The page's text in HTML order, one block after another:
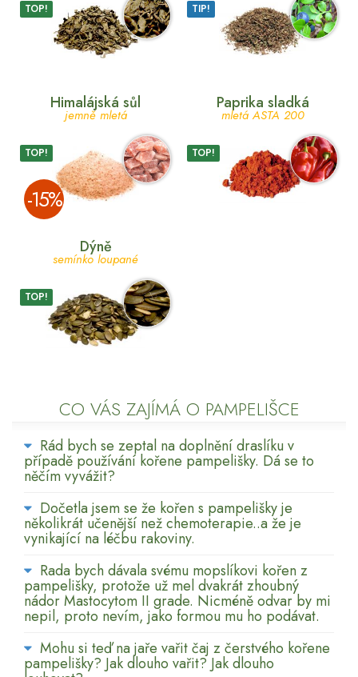
TOP! TIP!
Himalájská sůl
jemně mletá
TOP!
­-15%
Paprika sladká
mletá ASTA 200
TOP!
Dýně
semínko loupané
TOP!
CO VÁS ZAJÍMÁ O PAMPELIŠCE
Rád bych se zeptal na doplnění draslíku v
případě používání kořene pampelišky. Dá se to
něčím vyvážit?
Dočetla jsem se že kořen s pampelišky je
několikrát učenější než chemoterapie..a že je
vynikající na léčbu rakoviny.
Rada bych dávala svému mopslíkovi kořen z
pampelišky, protože už mel dvakrát zhoubný
nádor Mastocytom II grade. Nicméně odvar by mi
nepil, proto nevím, jako formou mu ho podávat.
Mohu si teď na jaře vařit čaj z čerstvého kořene
pampelišky? Jak dlouho vařit? Jak dlouho